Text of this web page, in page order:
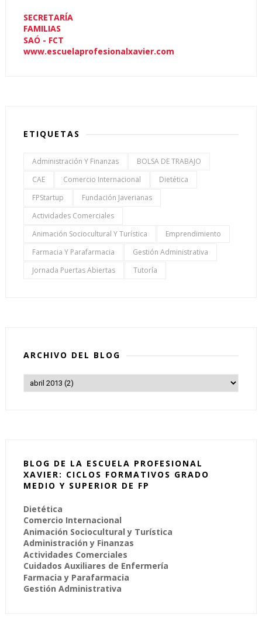
SECRETARÍA
FAMILIAS
SAÓ - FCT
www.escuelaprofesionalxavier.com
ETIQUETAS
Administración Y Finanzas
BOLSA DE TRABAJO
CAE
Comercio Internacional
Dietética
FPStartup
Fundación Javerianas
Actividades Comerciales
Animación Sociocultural Y Turística
Emprendimiento
Farmacia Y Parafarmacia
Gestión Administrativa
Jornada Puertas Abiertas
Tutoría
ARCHIVO DEL BLOG
BLOG DE LA ESCUELA PROFESIONAL
XAVIER: CICLOS FORMATIVOS GRADO
MEDIO Y SUPERIOR DE FP
Dietética
Comercio Internacional
Animación Sociocultural y Turística
Administración y Finanzas
Actividades Comerciales
Cuidados Auxiliares de Enfermería
Farmacia y Parafarmacia
Gestión Administrativa